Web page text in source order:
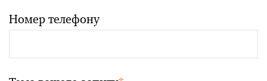
Номер телефону